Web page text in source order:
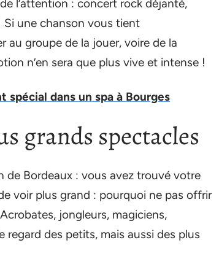
l’attention : concert rock déjanté,
Si une chanson vous tient
au groupe de la jouer, voire de la
n’en sera que plus vive et intense !
spécial dans un spa à Bourges
grands spectacles
de Bordeaux : vous avez trouvé votre
voir plus grand : pourquoi ne pas offrir
jongleurs, magiciens,
des petits, mais aussi des plus